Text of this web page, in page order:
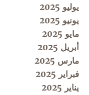
يوليو 2025
يونيو 2025
مايو 2025
أبريل 2025
مارس 2025
فبراير 2025
يناير 2025